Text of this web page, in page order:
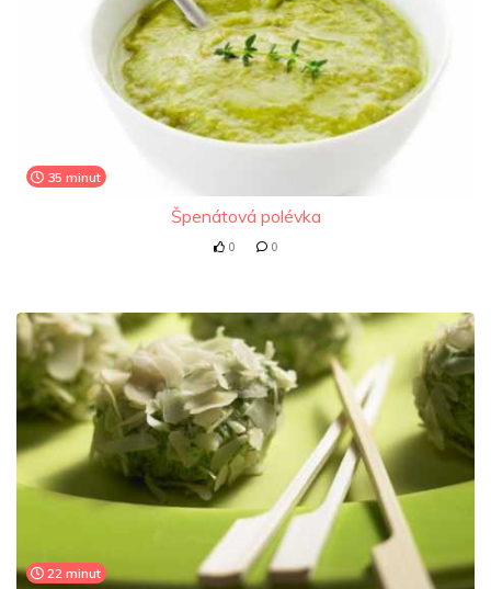
35 minut
Špenátová polévka
0 0
22 minut